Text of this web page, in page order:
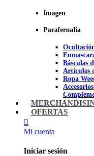
Ceniceros
Pipas BHO
Dabbers
Imagen
Imagen
Parafernalia
Básculas
Articulos
Ropa
Inciensos
OFERTAS
Mi cuenta
Iniciar sesión